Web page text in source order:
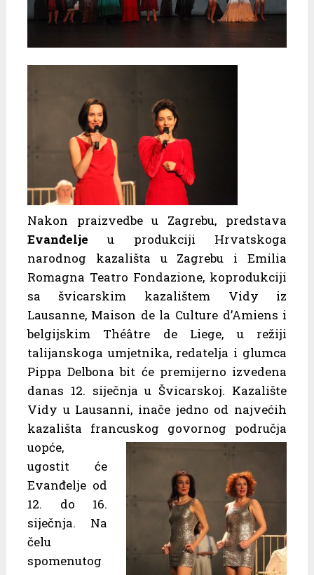
Nakon praizvedbe u Zagrebu, predstava
Evanđelje u produkciji Hrvatskoga
narodnog kazališta u Zagrebu i Emilia
Romagna Teatro Fondazione, koprodukciji
sa švicarskim kazalištem Vidy iz
Lausanne, Maison de la Culture d’Amiens i
belgijskim Théâtre de Liege, u režiji
talijanskoga umjetnika, redatelja i glumca
Pippa Delbona bit će premijerno izvedena
danas 12. siječnja u Švicarskoj. Kazalište
Vidy u Lausanni, inače jedno od najvećih
kazališta francuskog govornog područja
uopće,
ugostit će
Evanđelje od
12. do 16.
siječnja. Na
čelu
spomenutog